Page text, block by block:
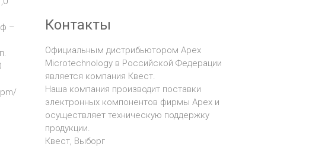
–
Контакты
Официальным дистрибьютором Apex
Microtechnology в Российской Федерации
является компания Квест.
Наша компания производит поставки
электронных компонентов фирмы Apex и
осуществляет техническую поддержку
продукции.
Квест, Выборг